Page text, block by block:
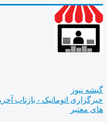
نیوز
اتوماتیک - بازتاب آخرین
معتبر